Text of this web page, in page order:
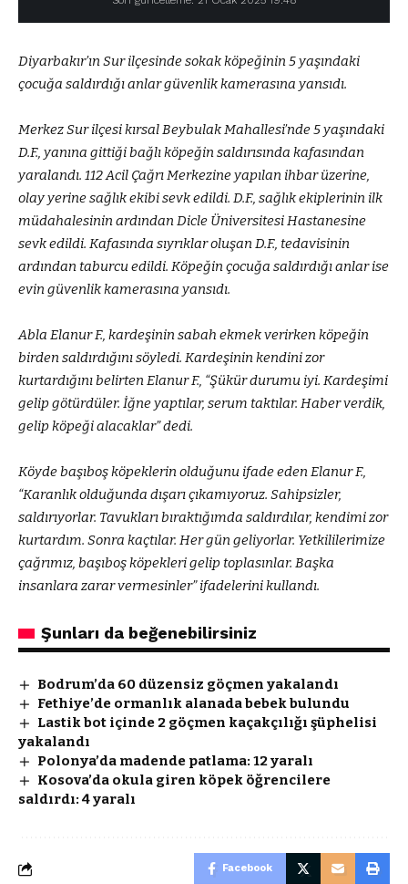
Diyarbakır’ın Sur ilçesinde sokak köpeğinin 5 yaşındaki
çocuğa saldırdığı anlar güvenlik kamerasına yansıdı.
Merkez Sur ilçesi kırsal Beybulak Mahallesi’nde 5 yaşındaki
D.F., yanına gittiği bağlı köpeğin saldırısında kafasından
yaralandı. 112 Acil Çağrı Merkezine yapılan ihbar üzerine,
olay yerine sağlık ekibi sevk edildi. D.F., sağlık ekiplerinin ilk
müdahalesinin ardından Dicle Üniversitesi Hastanesine
sevk edildi. Kafasında sıyrıklar oluşan D.F., tedavisinin
ardından taburcu edildi. Köpeğin çocuğa saldırdığı anlar ise
evin güvenlik kamerasına yansıdı.
Abla Elanur F., kardeşinin sabah ekmek verirken köpeğin
birden saldırdığını söyledi. Kardeşinin kendini zor
kurtardığını belirten Elanur F., “Şükür durumu iyi. Kardeşimi
gelip götürdüler. İğne yaptılar, serum taktılar. Haber verdik,
gelip köpeği alacaklar” dedi.
Köyde başıboş köpeklerin olduğunu ifade eden Elanur F.,
“Karanlık olduğunda dışarı çıkamıyoruz. Sahipsizler,
saldırıyorlar. Tavukları bıraktığımda saldırdılar, kendimi zor
kurtardım. Sonra kaçtılar. Her gün geliyorlar. Yetkililerimize
çağrımız, başıboş köpekleri gelip toplasınlar. Başka
insanlara zarar vermesinler” ifadelerini kullandı.
Şunları da beğenebilirsiniz
Bodrum’da 60 düzensiz göçmen yakalandı
Fethiye’de ormanlık alanada bebek bulundu
Lastik bot içinde 2 göçmen kaçakçılığı şüphelisi
yakalandı
Polonya’da madende patlama: 12 yaralı
Kosova’da okula giren köpek öğrencilere
saldırdı: 4 yaralı
Facebook